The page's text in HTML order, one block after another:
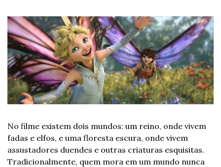
No filme existem dois mundos: um reino, onde vivem
fadas e elfos, e uma floresta escura, onde vivem
assustadores duendes e outras criaturas esquisitas.
Tradicionalmente, quem mora em um mundo nunca